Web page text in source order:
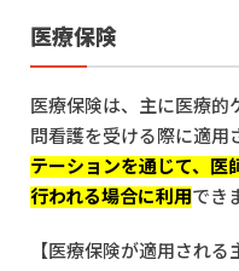
医療保険
医療保険は、主に医療的
問看護を受ける際に適用
テーションを通じて、医
行われる場合に利用でき
【医療保険が適用される